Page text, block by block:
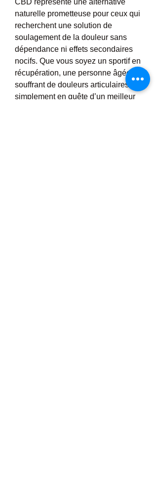
CBD représente une alternative
naturelle prometteuse pour ceux qui
recherchent une solution de
soulagement de la douleur sans
dépendance ni effets secondaires
nocifs. Que vous soyez un sportif en
récupération, une personne âgée
souffrant de douleurs articulaires ou
simplement en quête d’un meilleur